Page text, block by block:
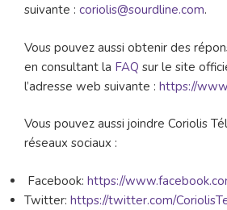
suivante : coriolis@sourdline.com.
Vous pouvez aussi obtenir des
en consultant la FAQ sur le site
l’adresse web suivante : https://
Vous pouvez aussi joindre Coriolis
réseaux sociaux :
Facebook: https://
Twitter: https://twitter.com/